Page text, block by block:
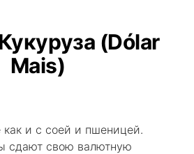
(Dólar
Mais)
и с соей и пшеницей.
сдают свою валютную